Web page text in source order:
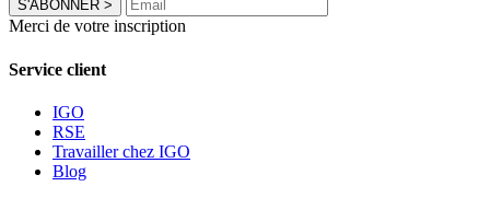
S'ABONNER >
Merci de votre inscription
Service client
IGO
RSE
Travailler chez IGO
Blog